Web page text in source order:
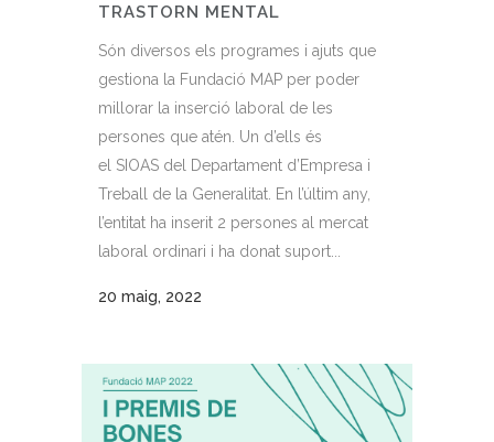
TRASTORN MENTAL
Són diversos els programes i ajuts que
gestiona la Fundació MAP per poder
millorar la inserció laboral de les
persones que atén. Un d’ells és
el SIOAS del Departament d’Empresa i
Treball de la Generalitat. En l’últim any,
l’entitat ha inserit 2 persones al mercat
laboral ordinari i ha donat suport...
20 maig, 2022